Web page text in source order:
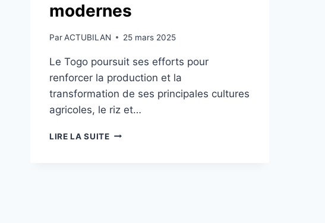
modernes
ParACTUBILAN 25 mars 2025
Le Togo poursuit ses efforts pour
renforcer la production et la
transformation de ses principales cultures
agricoles, le riz et…
LIRE LA SUITETOGO